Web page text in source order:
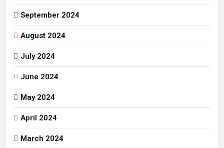
September 2024
August 2024
July 2024
June 2024
May 2024
April 2024
March 2024